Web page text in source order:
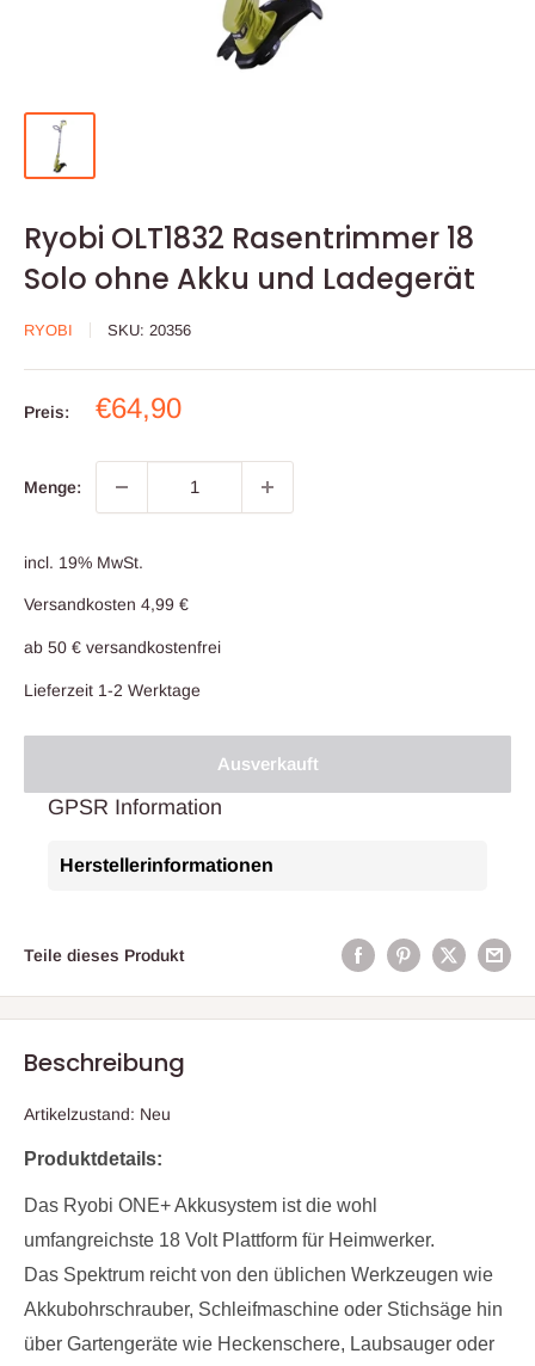
Ryobi OLT1832 Rasentrimmer 18
Solo ohne Akku und Ladegerät
RYOBI SKU: 20356
Preis: Sonderpreis
€64,90
Menge:
incl. 19% MwSt.
Versandkosten 4,99 €
ab 50 € versandkostenfrei
Lieferzeit 1-2 Werktage
Ausverkauft
GPSR Information
Herstellerinformationen
Teile dieses Produkt
Beschreibung
Artikelzustand: Neu
Produktdetails:
Das Ryobi ONE+ Akkusystem ist die wohl
umfangreichste 18 Volt Plattform für Heimwerker.
Das Spektrum reicht von den üblichen Werkzeugen wie
Akkubohrschrauber, Schleifmaschine oder Stichsäge hin
über Gartengeräte wie Heckenschere, Laubsauger oder